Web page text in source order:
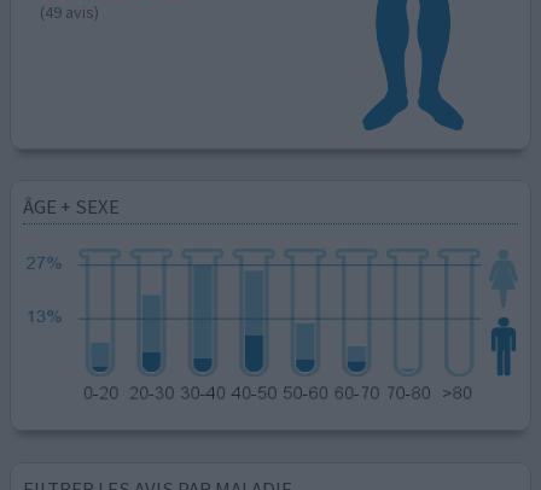
(49 avis)
ÂGE + SEXE